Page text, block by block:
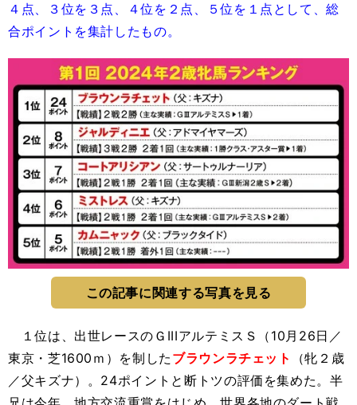
４点、３位を３点、４位を２点、５位を１点として、総
合ポイントを集計したもの。
この記事に関連する写真を見る
１位は、出世レースのＧIIIアルテミスＳ（10月26日／
東京・芝1600ｍ）を制した ブラウンラチェット
（牝２歳
／父キズナ）。24ポイントと断トツの評価を集めた。半